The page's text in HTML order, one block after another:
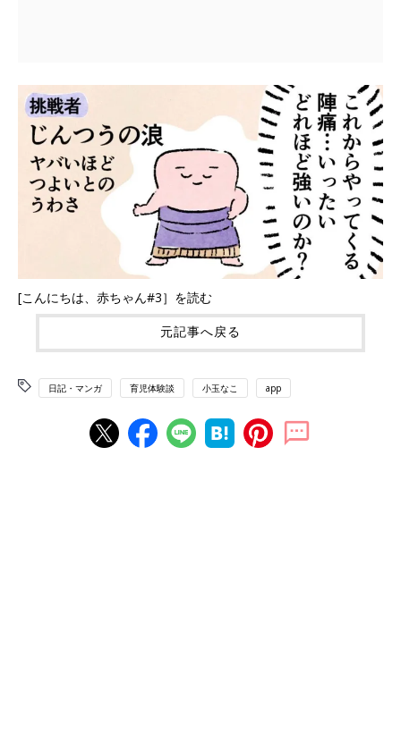
[こんにちは、赤ちゃん#3］を読む
元記事へ戻る
日記・マンガ 育児体験談 小玉なこ app